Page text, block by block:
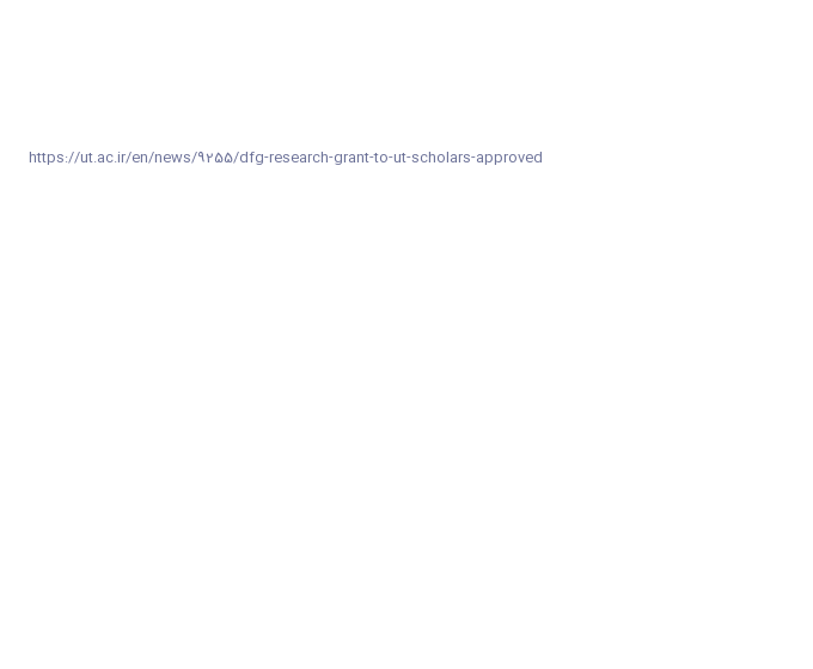
https://ut.ac.ir/en/news/9255/dfg-research-grant-to-ut-scholars-approved